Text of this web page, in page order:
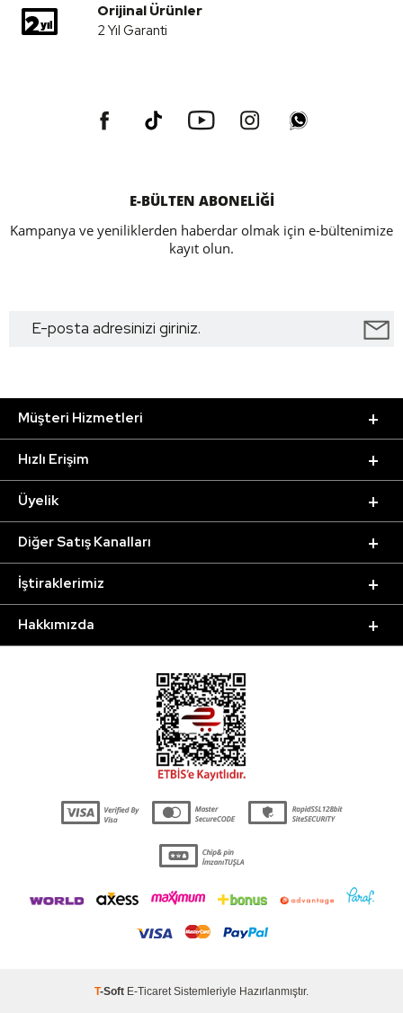
Orijinal Ürünler
2 Yıl Garanti
E-BÜLTEN ABONELİĞİ
Kampanya ve yeniliklerden haberdar olmak için e-bültenimize
kayıt olun.
Müşteri Hizmetleri
Hızlı Erişim
Üyelik
Diğer Satış Kanalları
İştiraklerimiz
Hakkımızda
T-Soft E-TicaretSistemleriyle Hazırlanmıştır.